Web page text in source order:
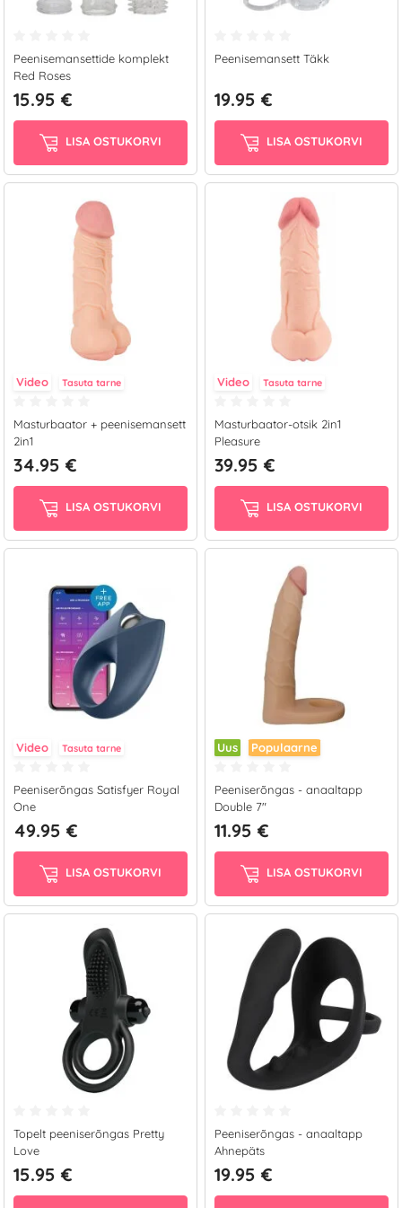
Peenisemansettide komplekt
Red Roses
15.95 €
LISA OSTUKORVI
Peenisemansett Täkk
19.95 €
LISA OSTUKORVI
Video Tasuta tarne
Masturbaator + peenisemansett
2in1
34.95 €
LISA OSTUKORVI
Video Tasuta tarne
Masturbaator-otsik 2in1
Pleasure
39.95 €
LISA OSTUKORVI
Video Tasuta tarne
Peeniserõngas Satisfyer Royal
One
49.95 €
LISA OSTUKORVI
Uus Populaarne
Peeniserõngas - anaaltapp
Double 7"
11.95 €
LISA OSTUKORVI
Topelt peeniserõngas Pretty
Love
15.95 €
Peeniserõngas - anaaltapp
Ahnepäts
19.95 €